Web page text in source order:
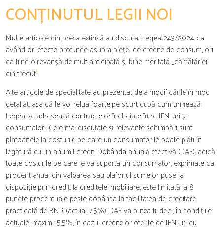
CONȚINUTUL LEGII NOI
Multe articole din presa extinsă au discutat Legea 243/2024 ca
având ori efecte profunde asupra pieței de credite de consum, ori
ca fiind o revanșă de mult anticipată și bine meritată „cămătăriei”
din trecut5.
Alte articole de specialitate au prezentat deja modificările în mod
detaliat, așa că le voi relua foarte pe scurt după cum urmează:
Legea se adresează contractelor încheiate între IFN-uri și
consumatori. Cele mai discutate și relevante schimbări sunt
plafoanele la costurile pe care un consumator le poate plăti în
legătură cu un anumit credit. Dobânda anuală efectivă (DAE), adică
toate costurile pe care le va suporta un consumator, exprimate ca
procent anual din valoarea sau plafonul sumelor puse la
dispoziție prin credit, la creditele imobiliare, este limitată la 8
puncte procentuale peste dobânda la facilitatea de creditare
practicată de BNR (actual 7,5%). DAE va putea fi, deci, în condițiile
actuale, maxim 15,5%, în cazul creditelor oferite de IFN-uri cu